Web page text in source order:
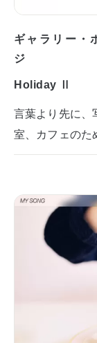
ギャラリー・
ジ
Holiday Ⅱ
言葉より先に、
室、カフェのた